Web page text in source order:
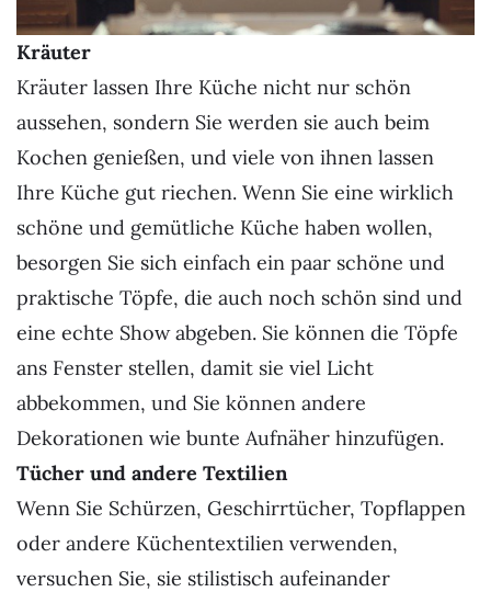
Kräuter
Kräuter lassen Ihre Küche nicht nur schön
aussehen, sondern Sie werden sie auch beim
Kochen genießen, und viele von ihnen lassen
Ihre Küche gut riechen. Wenn Sie eine wirklich
schöne und gemütliche Küche haben wollen,
besorgen Sie sich einfach ein paar schöne und
praktische Töpfe, die auch noch schön sind und
eine echte Show abgeben. Sie können die Töpfe
ans Fenster stellen, damit sie viel Licht
abbekommen, und Sie können andere
Dekorationen wie bunte Aufnäher hinzufügen.
Tücher und andere Textilien
Wenn Sie Schürzen, Geschirrtücher, Topflappen
oder andere Küchentextilien verwenden,
versuchen Sie, sie stilistisch aufeinander